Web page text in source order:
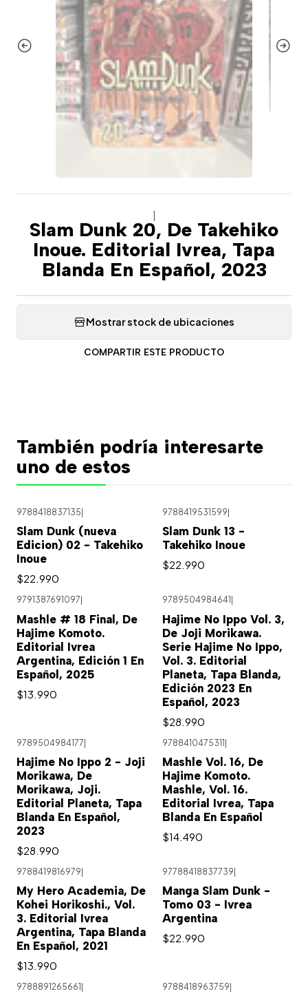
Slam Dunk 20, De Takehiko
Inoue. Editorial Ivrea, Tapa
Blanda En Español, 2023
Mostrar stock de ubicaciones
COMPARTIR ESTE PRODUCTO
También podría interesarte
uno de estos
9788418837135
Slam Dunk (nueva
Edicion) 02 - Takehiko
Inoue
$22.990
9788419531599
Slam Dunk 13 -
Takehiko Inoue
$22.990
9791387691097
Mashle # 18 Final, De
Hajime Komoto.
Editorial Ivrea
Argentina, Edición 1 En
Español, 2025
$13.990
9789504984641
Hajime No Ippo Vol. 3,
De Joji Morikawa.
Serie Hajime No Ippo,
Vol. 3. Editorial
Planeta, Tapa Blanda,
Edición 2023 En
Español, 2023
$28.990
9789504984177|
Hajime No Ippo 2 - Joji
Morikawa, De
Morikawa, Joji.
Editorial Planeta, Tapa
Blanda En Español,
2023
$28.990
9788410475311|
Mashle Vol. 16, De
Hajime Komoto.
Mashle, Vol. 16.
Editorial Ivrea, Tapa
Blanda En Español
$14.490
9788419816979
My Hero Academia, De
Kohei Horikoshi., Vol.
3. Editorial Ivrea
Argentina, Tapa Blanda
En Español, 2021
$13.990
97788418837739
Manga Slam Dunk -
Tomo 03 - Ivrea
Argentina
$22.990
9788891265661 9788418963759